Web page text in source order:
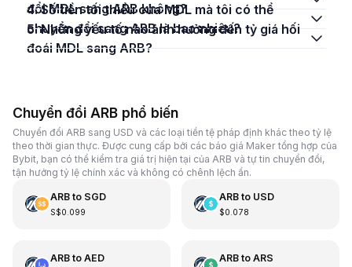
đổi MDL sang ARB không?
4. Số tiền tối thiểu của MDL mà tôi có thể
chuyển đổi sang ARB là bao nhiêu?
5. Những yếu tố nào ảnh hưởng đến tỷ giá hối
đoái MDL sang ARB?
Chuyển đổi ARB phổ biến
Chuyển đổi ARB sang USD và các loại tiền tệ pháp định khác theo tỷ lệ
theo thời gian thực. Được cung cấp bởi các báo giá Maker tổng hợp của
Bybit, bạn có thể kiểm tra giá trị hiện tại của ARB và tự tin chuyển đổi,
tận hưởng tỷ lệ chính xác và không có chênh lệch ẩn.
ARBto SGD
S$0.099
ARBto USD
$0.078
ARBto AED ARBto ARS